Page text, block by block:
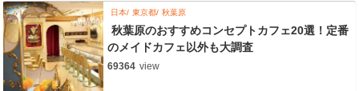
日本 東京都 秋葉原
秋葉原のおすすめコンセプトカフェ20選！定番
のメイドカフェ以外も大調査
69364 view